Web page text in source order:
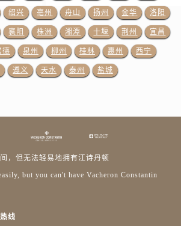
广东省清远市清城区湖西路江诗丹顿售后服务中心（需提前预约）
广东省汕头市龙湖区长平路江诗丹顿售后服务中心（需提前预约）
广东省汕尾市城区香洲街道园林社区翠园街江诗丹顿售后服务中心（需提前预约）
广东省韶关市武江区芙蓉新区与老城中心交汇处江诗丹顿售后服务中心（需提前预约）
广西壮族自治区北海市海城区北京路江诗丹顿售后服务中心（需提前预约）
绍兴 亳州 舟山 扬州 金华 洛阳
襄阳 株洲 湘潭 十堰 荆州 宜昌
德 泉州 柳州 桂林 惠州 西宁
遵义 天水 泰州 盐城
，但无法轻易地拥有江诗丹顿
but you can't have Vacheron Constantin
线